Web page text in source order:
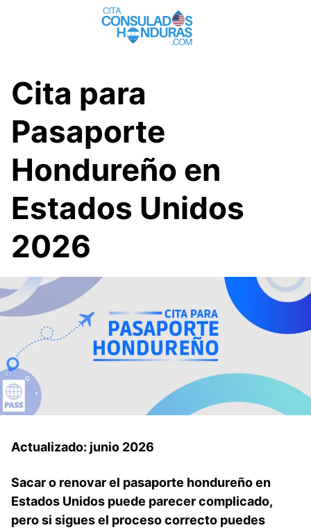
Cita para
Pasaporte
Hondureño en
Estados Unidos
2026
Actualizado: junio 2026
Sacar o renovar el pasaporte hondureño en
Estados Unidos puede parecer complicado,
pero si sigues el proceso correcto puedes